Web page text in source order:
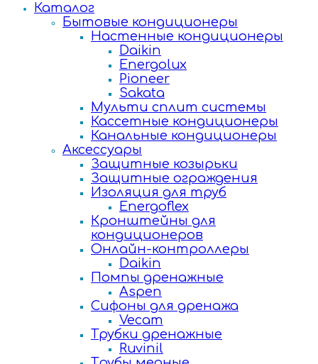
Каталог
Бытовые кондиционеры
Настенные кондиционеры
Daikin
Energolux
Pioneer
Sakata
Мульти сплит системы
Кассетные кондиционеры
Канальные кондиционеры
Аксессуары
Защитные козырьки
Защитные ограждения
Изоляция для труб
Energoflex
Кронштейны для
кондиционеров
Онлайн-контроллеры
Daikin
Помпы дренажные
Aspen
Сифоны для дренажа
Vecam
Трубки дренажные
Ruvinil